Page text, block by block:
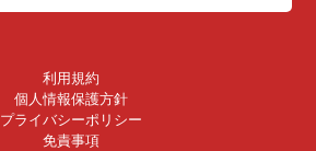
利用規約
個人情報保護方針
プライバシーポリシー
免責事項